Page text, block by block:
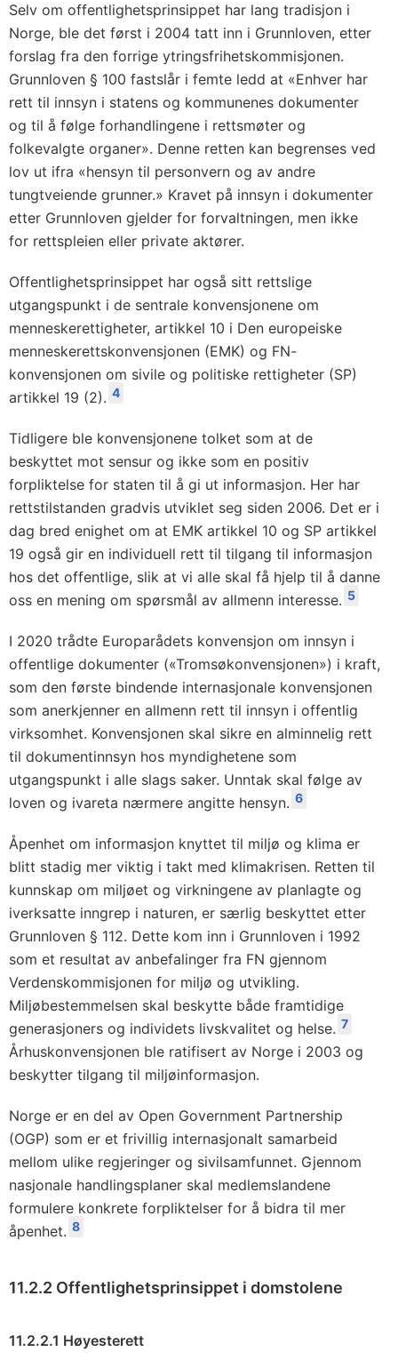
Selv om offentlighetsprinsippet har lang tradisjon i
Norge, ble det først i 2004 tatt inn i Grunnloven, etter
forslag fra den forrige ytringsfrihetskommisjonen.
Grunnloven § 100 fastslår i femte ledd at «Enhver har
rett til innsyn i statens og kommunenes dokumenter
og til å følge forhandlingene i rettsmøter og
folkevalgte organer». Denne retten kan begrenses ved
lov ut ifra «hensyn til personvern og av andre
tungtveiende grunner.» Kravet på innsyn i dokumenter
etter Grunnloven gjelder for forvaltningen, men ikke
for rettspleien eller private aktører.
Offentlighetsprinsippet har også sitt rettslige
utgangspunkt i de sentrale konvensjonene om
menneskerettigheter, artikkel 10 i Den europeiske
menneskerettskonvensjonen (EMK) og FN-
konvensjonen om sivile og politiske rettigheter (SP)
artikkel 19 (2). 4
Tidligere ble konvensjonene tolket som at de
beskyttet mot sensur og ikke som en positiv
forpliktelse for staten til å gi ut informasjon. Her har
rettstilstanden gradvis utviklet seg siden 2006. Det er i
dag bred enighet om at EMK artikkel 10 og SP artikkel
19 også gir en individuell rett til tilgang til informasjon
hos det offentlige, slik at vi alle skal få hjelp til å danne
oss en mening om spørsmål av allmenn interesse. 5
I 2020 trådte Europarådets konvensjon om innsyn i
offentlige dokumenter («Tromsøkonvensjonen») i kraft,
som den første bindende internasjonale konvensjonen
som anerkjenner en allmenn rett til innsyn i offentlig
virksomhet. Konvensjonen skal sikre en alminnelig rett
til dokumentinnsyn hos myndighetene som
utgangspunkt i alle slags saker. Unntak skal følge av
loven og ivareta nærmere angitte hensyn. 6
Åpenhet om informasjon knyttet til miljø og klima er
blitt stadig mer viktig i takt med klimakrisen. Retten til
kunnskap om miljøet og virkningene av planlagte og
iverksatte inngrep i naturen, er særlig beskyttet etter
Grunnloven § 112. Dette kom inn i Grunnloven i 1992
som et resultat av anbefalinger fra FN gjennom
Verdenskommisjonen for miljø og utvikling.
Miljøbestemmelsen skal beskytte både framtidige
generasjoners og individets livskvalitet og helse. 7
Århuskonvensjonen ble ratifisert av Norge i 2003 og
beskytter tilgang til miljøinformasjon.
Norge er en del av Open Government Partnership
(OGP) som er et frivillig internasjonalt samarbeid
mellom ulike regjeringer og sivilsamfunnet. Gjennom
nasjonale handlingsplaner skal medlemslandene
formulere konkrete forpliktelser for å bidra til mer
åpenhet. 8
11.2.2 Offentlighetsprinsippet i domstolene
11.2.2.1 Høyesterett